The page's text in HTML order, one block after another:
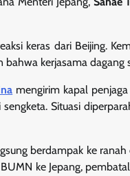
keras dari Beijing.
kerjasama dagang
mengirim kapal
Situasi
berdampak ke
ke Jepang,